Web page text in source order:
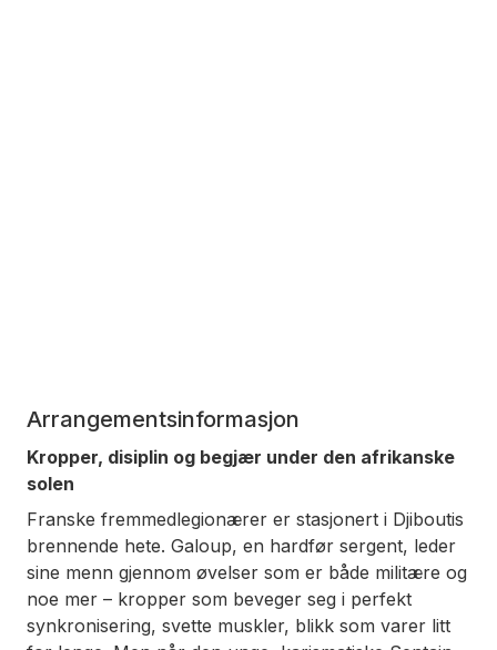
Arrangementsinformasjon
Kropper, disiplin og begjær under den afrikanske
solen
Franske fremmedlegionærer er stasjonert i Djiboutis
brennende hete. Galoup, en hardfør sergent, leder
sine menn gjennom øvelser som er både militære og
noe mer – kropper som beveger seg i perfekt
synkronisering, svette muskler, blikk som varer litt